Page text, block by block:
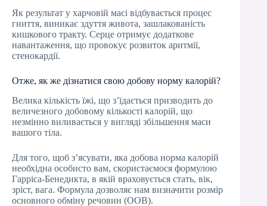
Як результат у харчовій масі відбувається процес
гниття, виникає здуття живота, зашлакованість
кишкового тракту. Серце отримує додаткове
навантаження, що провокує розвиток аритмії,
стенокардії.
Отже, як же дізнатися свою добову норму калорій?
Велика кількість їжі, що з’їдається призводить до
величезного добовому кількості калорій, що
незмінно виливається у вигляді збільшення маси
вашого тіла.
Для того, щоб з’ясувати, яка добова норма калорій
необхідна особисто вам, скористаємося формулою
Гарріса-Бенедикта, в якій враховується стать, вік,
зріст, вага. Формула дозволяє нам визначити розмір
основного обміну речовин (ООВ).